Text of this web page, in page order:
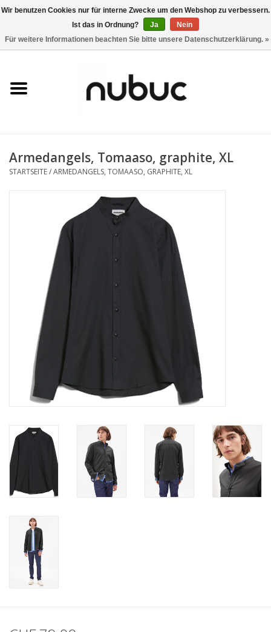
0 Artikel - CHF 0,00
Damen
Accessoires
Armedangels, Tomaaso, graphite, XL
STARTSEITE/ARMEDANGELS, TOMAASO, GRAPHITE, XL
Wir benutzen Cookies nur für interne Zwecke um den Webshop zu verbessern.
Ist das in Ordnung?
Ja
Nein
Für weitere Informationen beachten Sie bitte unsere Datenschutzerklärung. »